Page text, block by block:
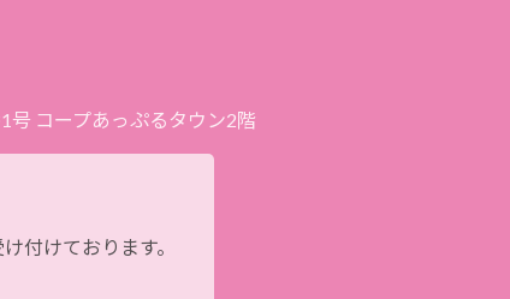
号 コープあっぷるタウン2階
付けております。